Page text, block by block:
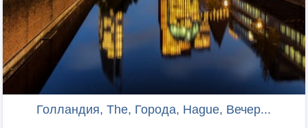
Голландия, The, Города, Hague, Вечер...